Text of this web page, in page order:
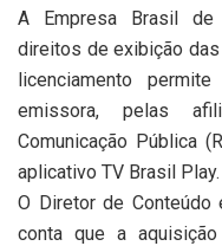
A Empresa Brasil de
direitos de exibição
licenciamento
emissora, pelas
Comunicação Pública
aplicativo TV Brasil Play.
O Diretor de Conteúdo
conta que a